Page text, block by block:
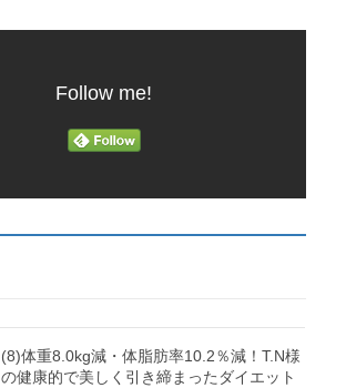
Follow me!
(8)体重8.0kg減・体脂肪率10.2％減！T.N様
の健康的で美しく引き締まったダイエット